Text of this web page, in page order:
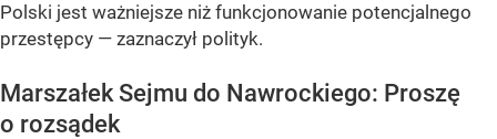
Polski jest ważniejsze niż funkcjonowanie potencjalnego
przestępcy — zaznaczył polityk.
Marszałek Sejmu do Nawrockiego: Proszę
o rozsądek